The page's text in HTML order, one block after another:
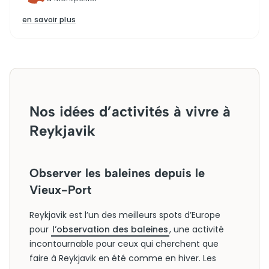
en savoir plus
Nos idées d’activités à vivre à
Reykjavik
Observer les baleines depuis le
Vieux-Port
Reykjavik est l’un des meilleurs spots d’Europe
pour l’observation des baleines, une activité
incontournable pour ceux qui cherchent que
faire à Reykjavik en été comme en hiver. Les